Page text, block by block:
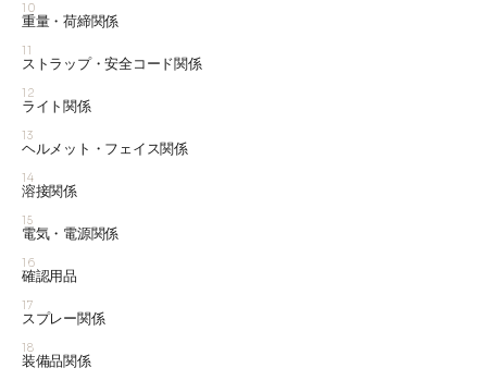
10
重量・荷締関係
11
ストラップ・安全コード関係
12
ライト関係
13
ヘルメット・フェイス関係
14
溶接関係
15
電気・電源関係
16
確認用品
17
スプレー関係
18
装備品関係